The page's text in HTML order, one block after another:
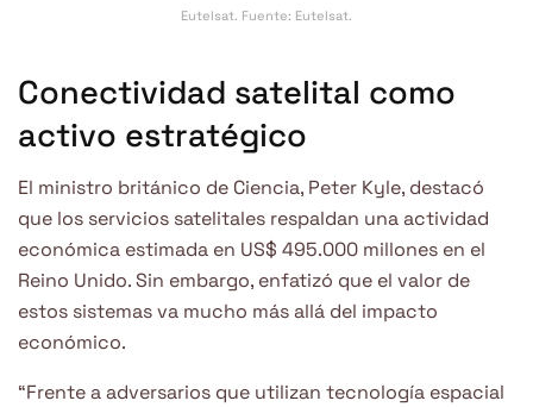
Eutelsat. Fuente: Eutelsat.
Conectividad satelital como
activo estratégico
El ministro británico de Ciencia, Peter Kyle, destacó
que los servicios satelitales respaldan una actividad
económica estimada en US$ 495.000 millones en el
Reino Unido. Sin embargo, enfatizó que el valor de
estos sistemas va mucho más allá del impacto
económico.
“Frente a adversarios que utilizan tecnología espacial